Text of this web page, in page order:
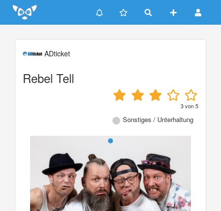
Update cookies preferences
ADticket
Rebel Tell
3von5
Sonstiges / Unterhaltung